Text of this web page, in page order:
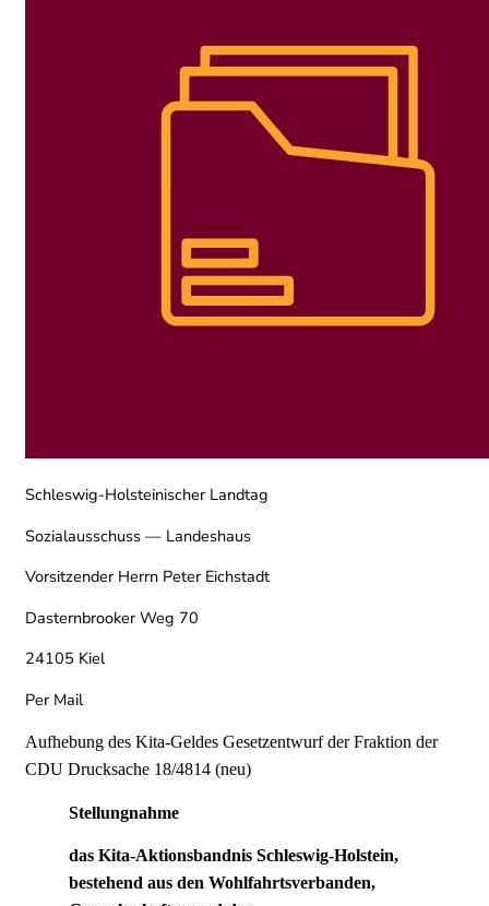
Schleswig-Holsteinischer Landtag
Sozialausschuss — Landeshaus
Vorsitzender Herrn Peter Eichstadt
Dasternbrooker Weg 70
24105 Kiel
Per Mail
Aufhebung des Kita-Geldes Gesetzentwurf der Fraktion der
CDU Drucksache 18/4814 (neu)
Stellungnahme
das Kita-Aktionsbandnis Schleswig-Holstein,
bestehend aus den Wohlfahrtsverbanden,